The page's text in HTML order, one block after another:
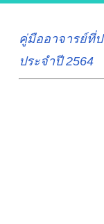
คู่มืออาจารย์ที่
ประจำปี 2564